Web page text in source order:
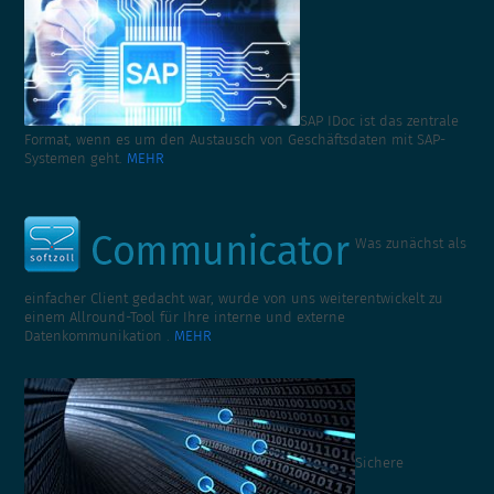
SAP IDoc ist das zentrale
Format, wenn es um den Austausch von Geschäftsdaten mit SAP-
Systemen geht. MEHR
Was zunächst als
einfacher Client gedacht war, wurde von uns weiterentwickelt zu
einem Allround-Tool für Ihre interne und externe
Datenkommunikation . MEHR
Sichere